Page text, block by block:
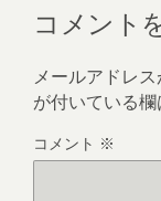
コメント
メールアドレス
が付いている
コメント ※